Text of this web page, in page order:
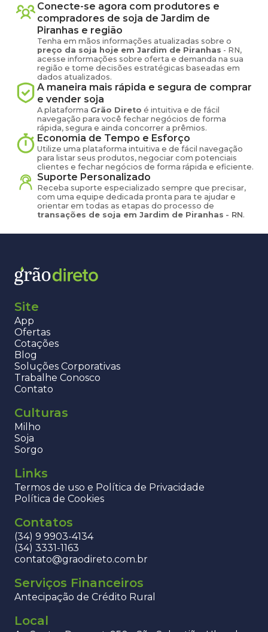
Conecte-se agora com produtores e
compradores de soja de Jardim de
Piranhas e região
Tenha em mãos informações atualizadas sobre o
preço da soja hoje em Jardim de Piranhas - RN,
acesse informações sobre oferta e demanda na sua
região e tome decisões estratégicas baseadas em
dados atualizados.
A maneira mais rápida e segura de comprar
e vender soja
A plataforma Grão Direto é intuitiva e de fácil
navegação para você fechar negócios de forma
rápida, segura e ainda concorrer a prêmios.
Economia de Tempo e Esforço
Utilize uma plataforma intuitiva e de fácil navegação
para listar seus produtos, negociar com potenciais
clientes e fechar negócios de forma rápida e eficiente.
Suporte Personalizado
Receba suporte especializado sempre que precisar,
com uma equipe dedicada pronta para te ajudar e
orientar em todas as etapas do processo de
transações de soja em Jardim de Piranhas - RN.
Site
App
Ofertas
Cotações
Blog
Soluções Corporativas
Trabalhe Conosco
Contato
Culturas
Milho
Soja
Sorgo
Links
Termos de uso e Política de Privacidade
Política de Cookies
Contatos
(34) 9 9903-4134
(34) 3331-1163
contato@graodireto.com.br
Serviços Financeiros
Antecipação de Crédito Rural
Local